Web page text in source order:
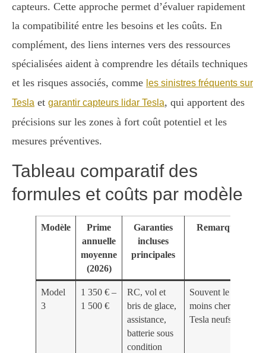
capteurs. Cette approche permet d’évaluer rapidement
la compatibilité entre les besoins et les coûts. En
complément, des liens internes vers des ressources
spécialisées aident à comprendre les détails techniques
et les risques associés, comme les sinistres fréquents sur
Tesla et garantir capteurs lidar Tesla, qui apportent des
précisions sur les zones à fort coût potentiel et les
mesures préventives.
Tableau comparatif des
formules et coûts par modèle
Modèle
Prime
annuelle
moyenne
(2026)
Garanties
incluses
principales
Remarques
Model
3
1 350 € –
1 500 €
RC, vol et
bris de glace,
assistance,
batterie sous
condition
Souvent le
moins cher des
Tesla neufs